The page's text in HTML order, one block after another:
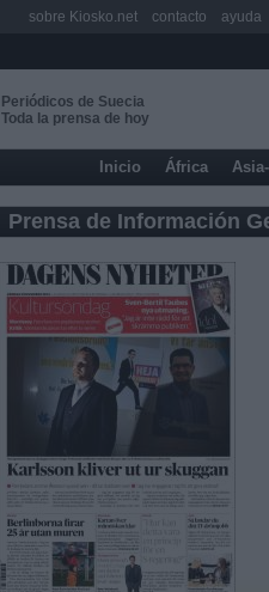
Periódicos de Suecia
Toda la prensa de hoy
Inicio África
Prensa de Información
sobre Kiosko.net contacto ayuda